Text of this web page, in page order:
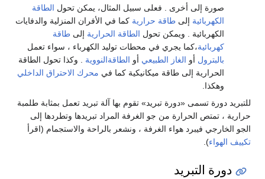
صورة إلى أخرى . فعلى سبيل المثال، يمكن تحول الطاقة
الكهربائية إلى طاقة حرارية كما في الأفران المنزلية والدفايات
الكهربائية . ويمكن تحول الطاقة الحرارية إلى طاقة
كهربائية،كما يجري في محطات توليد الكهرباء ، سواء تعمل
بالبترول أو الغاز الطبيعي أو الطاقةالنووية . وكذا تحول الطاقة
الحرارية إلى طاقة ميكانيكية كما في محرك الاحتراق الداخلي
وهكذا.
للتبريد دورة تسمى «دورة تبريد» تقوم بها آلة تبريد تعمل بمثابة طلمبة
حرارية ، تمتص الحرارة من جو الغرفة المراد تبريدها وتطردها إلى
الجو الخارجي فيبرد هواء الغرفة ، ونشعر بالراحة والاستجمام (اقرأ
تكييف الهواء).
دورة التبريد